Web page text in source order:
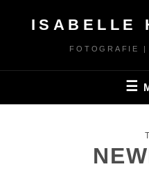
ISABELLE
FOTOGRAFIE